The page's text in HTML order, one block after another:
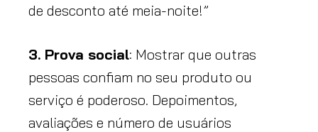
de desconto até meia-noite!”
3. Prova social: Mostrar que outras
pessoas confiam no seu produto ou
serviço é poderoso. Depoimentos,
avaliações e número de usuários